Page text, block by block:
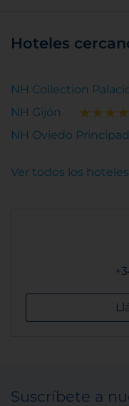
Hoteles
NH Collection
NH Gijón
NH Oviedo
Ver todos los
Suscríbete a